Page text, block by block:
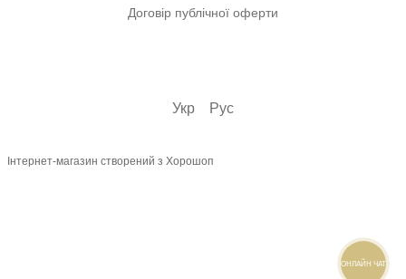
Договір публічної оферти
Укр Рус
Інтернет-магазин створений з Хорошоп
ОНЛАЙН ЧАТ